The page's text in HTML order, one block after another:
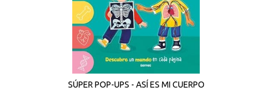
SÚPER POP-UPS - ASÍ ES MI CUERPO